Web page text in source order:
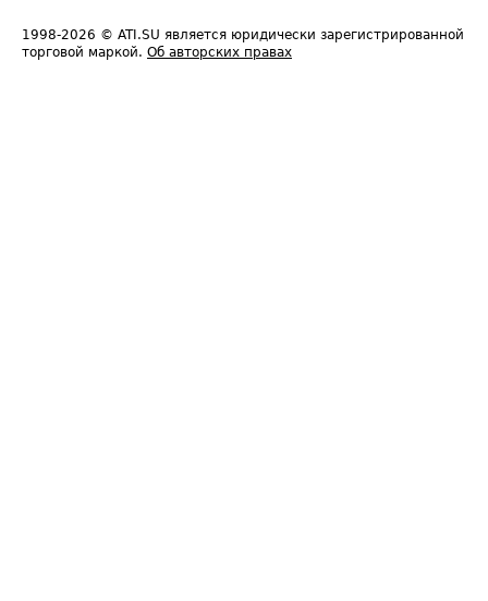
1998-2026 © ATI.SU является юридически зарегистрированной
торговой маркой. Об авторских правах